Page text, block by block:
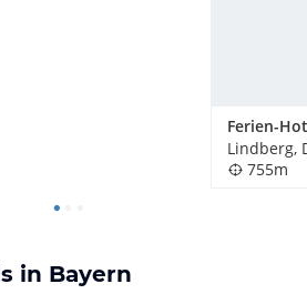
Lindberg,
755m
in Bayern